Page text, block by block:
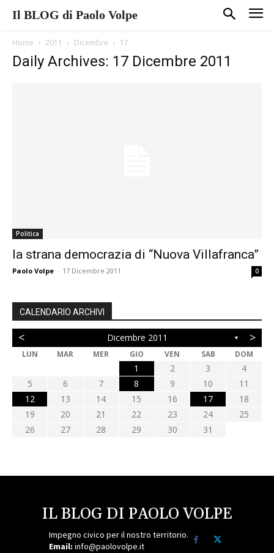
Il BLOG di Paolo Volpe
Home 2011 Dicembre 17
Daily Archives: 17 Dicembre 2011
Politica
la strana democrazia di “Nuova Villafranca”
Paolo Volpe - 17 Dicembre 2011 0
CALENDARIO ARCHIVI
< Dicembre 2011 ▼ >
LUN MAR MER GIO VEN SAB DOM
1 2 3
4
5
6 7 8 9 10
11
12
13 14 15 16 17
18
19
20 21 22 23 24
25
26
27 28 29 30 31
IL BLOG DI PAOLO VOLPE
Impegno civico per il nostro territorio.
Email: info@paolovolpe.it